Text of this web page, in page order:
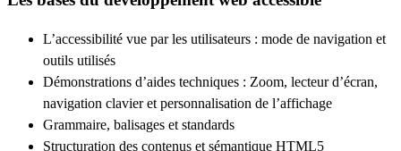
L’accessibilité vue par les utilisateurs : mode de navigation et
outils utilisés
Démonstrations d’aides techniques : Zoom, lecteur d’écran,
navigation clavier et personnalisation de l’affichage
Grammaire, balisages et standards
Structuration des contenus et sémantique HTML5